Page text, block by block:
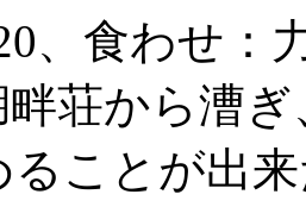
、食わせ：
畔荘から漕
ることが出